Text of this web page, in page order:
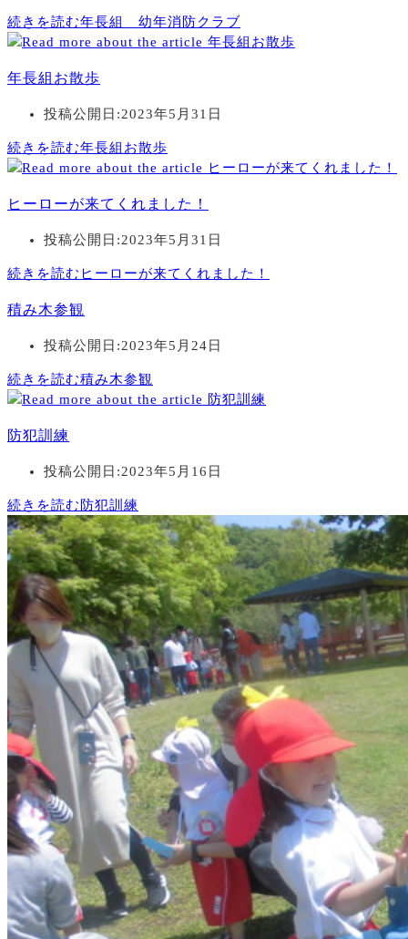
続きを読む年長組 幼年消防クラブ
年長組お散歩
投稿公開日:2023年5月31日
続きを読む年長組お散歩
ヒーローが来てくれました！
投稿公開日:2023年5月31日
続きを読む ヒーローが来てくれました！
積み木参観
投稿公開日:2023年5月24日
続きを読む積み木参観
防犯訓練
投稿公開日:2023年5月16日
続きを読む防犯訓練